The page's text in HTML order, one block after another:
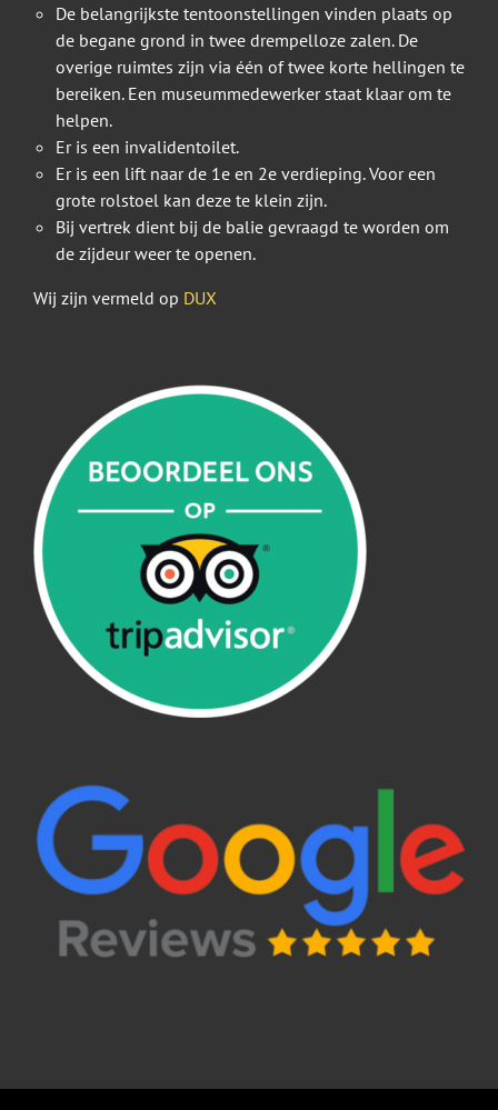
De belangrijkste tentoonstellingen vinden plaats op
de begane grond in twee drempelloze zalen. De
overige ruimtes zijn via één of twee korte hellingen te
bereiken. Een museummedewerker staat klaar om te
helpen.
Er is een invalidentoilet.
Er is een lift naar de 1e en 2e verdieping. Voor een
grote rolstoel kan deze te klein zijn.
Bij vertrek dient bij de balie gevraagd te worden om
de zijdeur weer te openen.
Wij zijn vermeld op DUX